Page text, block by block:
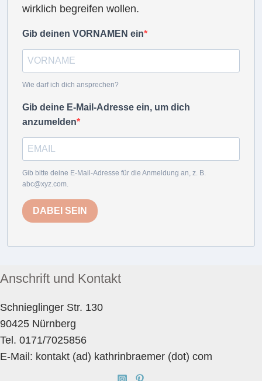
wirklich begreifen wollen.
Gib deinen VORNAMEN ein
Wie darf ich dich ansprechen?
Gib deine E-Mail-Adresse ein, um dich
anzumelden
Gib bitte deine E-Mail-Adresse für die Anmeldung an, z. B.
abc@xyz.com.
DABEI SEIN
Anschrift und Kontakt
Schnieglinger Str. 130
90425 Nürnberg
Tel. 0171/7025856
E-Mail: kontakt (ad) kathrinbraemer (dot) com